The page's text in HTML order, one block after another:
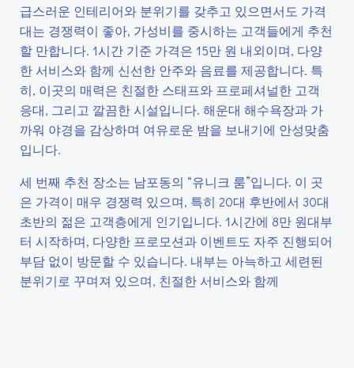
급스러운 인테리어와 분위기를 갖추고 있으면서도 가격
대는 경쟁력이 좋아, 가성비를 중시하는 고객들에게 추천
할 만합니다. 1시간 기준 가격은 15만 원 내외이며, 다양
한 서비스와 함께 신선한 안주와 음료를 제공합니다. 특
히, 이곳의 매력은 친절한 스태프와 프로페셔널한 고객
응대, 그리고 깔끔한 시설입니다. 해운대 해수욕장과 가
까워 야경을 감상하며 여유로운 밤을 보내기에 안성맞춤
입니다.
세 번째 추천 장소는 남포동의 “유니크 룸”입니다. 이 곳
은 가격이 매우 경쟁력 있으며, 특히 20대 후반에서 30대
초반의 젊은 고객층에게 인기입니다. 1시간에 8만 원대부
터 시작하며, 다양한 프로모션과 이벤트도 자주 진행되어
부담 없이 방문할 수 있습니다. 내부는 아늑하고 세련된
분위기로 꾸며져 있으며, 친절한 서비스와 함께